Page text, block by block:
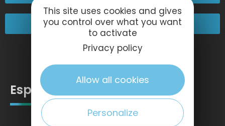
Nos engagements
Espace pro
This site uses cookies and gives
you control over what you want
to activate
Privacy policy
Allow all cookies
Personalize